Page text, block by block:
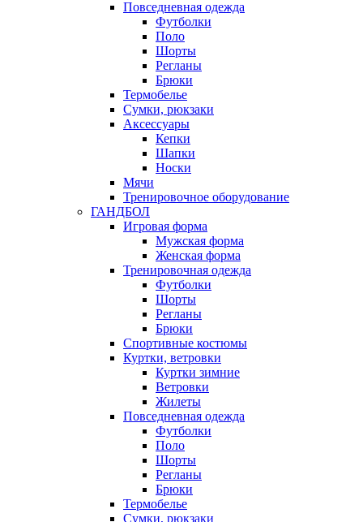
Повседневная одежда
Футболки
Поло
Шорты
Регланы
Брюки
Термобелье
Сумки, рюкзаки
Аксессуары
Кепки
Шапки
Носки
Мячи
Тренировочное оборудование
ГАНДБОЛ
Игровая форма
Мужская форма
Женская форма
Тренировочная одежда
Футболки
Шорты
Регланы
Брюки
Спортивные костюмы
Куртки, ветровки
Куртки зимние
Ветровки
Жилеты
Повседневная одежда
Футболки
Поло
Шорты
Регланы
Брюки
Термобелье
Сумки, рюкзаки